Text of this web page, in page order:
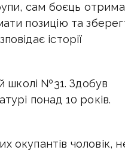
сам боєць
позицію та
історії
школі №31. Здобув
понад 10 років.
окупантів чоловік,